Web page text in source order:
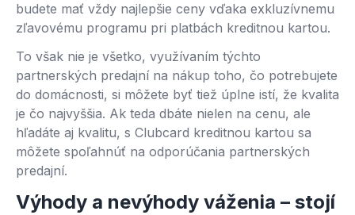
budete mať vždy najlepšie ceny vďaka exkluzívnemu
zľavovému programu pri platbách kreditnou kartou.
To však nie je všetko, využívaním týchto
partnerských predajní na nákup toho, čo potrebujete
do domácnosti, si môžete byť tiež úplne istí, že kvalita
je čo najvyššia. Ak teda dbáte nielen na cenu, ale
hľadáte aj kvalitu, s Clubcard kreditnou kartou sa
môžete spoľahnúť na odporúčania partnerských
predajní.
Výhody a nevýhody váženia – stojí